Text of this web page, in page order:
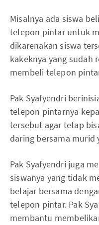
Misalnya ada siswa
telepon pintar untuk
dikarenakan siswa
kakeknya yang sudah
membeli telepon
Pak Syafyendri
telepon pintarnya
tersebut agar tetap
daring bersama murid
Pak Syafyendri juga
siswanya yang tidak
belajar bersama
telepon pintar. Pak
membantu